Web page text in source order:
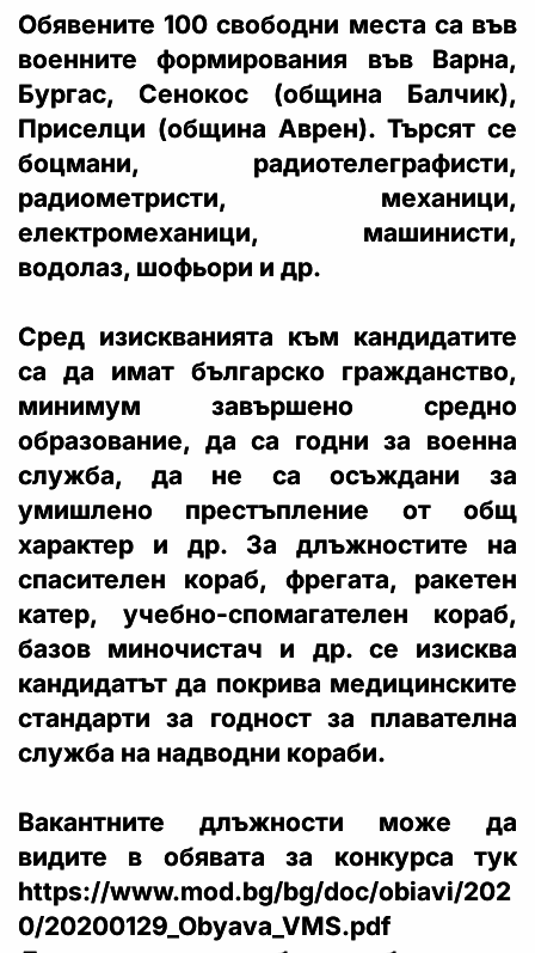
Обявените 100 свободни места са във
военните формирования във Варна,
Бургас, Сенокос (община Балчик),
Приселци (община Аврен). Търсят се
боцмани, радиотелеграфисти,
радиометристи, механици,
електромеханици, машинисти,
водолаз, шофьори и др.
Сред изискванията към кандидатите
са да имат българско гражданство,
минимум завършено средно
образование, да са годни за военна
служба, да не са осъждани за
умишлено престъпление от общ
характер и др. За длъжностите на
спасителен кораб, фрегата, ракетен
катер, учебно-спомагателен кораб,
базов миночистач и др. се изисква
кандидатът да покрива медицинските
стандарти за годност за плавателна
служба на надводни кораби.
Вакантните длъжности може да
видите в обявата за конкурса тук
https://www.mod.bg/bg/doc/obiavi/202
0/20200129_Obyava_VMS.pdf